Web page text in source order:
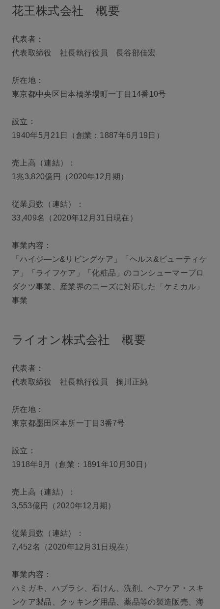
花王株式会社 概要
代表者：
代表取締役 社長執行役員 長谷部佳宏
所在地：
東京都中央区日本橋茅場町一丁目14番10号
設立：
1940年5月21日（創業：1887年6月19日）
売上高（連結）：
1兆3,820億円（2020年12月期）
従業員数（連結）：
33,409名（2020年12月31日現在）
事業内容：
「ハイジ―ン&リビングケア」「ヘルス&ビューティケ
ア」「ライフケア」「化粧品」の コンシューマープロ
ダクツ事業、産業界のニーズに対応した「ケミカル」
事業
ライオン株式会社 概要
代表者：
代表取締役 社長執行役員 掬川正純
所在地：
東京都墨田区本所一丁目3番7号
設立：
1918年9月（創業：1891年10月30日）
売上高（連結）：
3,553億円（2020年12月期）
従業員数（連結）：
7,452名（2020年12月31日現在）
事業内容：
ハミガキ、ハブラシ、石けん、洗剤、ヘアケア・スキ
ンケア製品、クッキング用品、薬品等の製造販売、海